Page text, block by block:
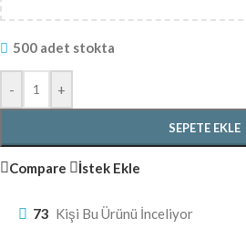
500 adet stokta
- +
SEPETE EKLE
Compare İstek Ekle
73 Kişi Bu Ürünü İnceliyor